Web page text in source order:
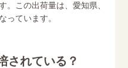
。この出荷量は、愛知県、
っています。
されている？